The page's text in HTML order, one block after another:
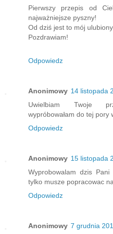
Pierwszy przepis od
najważniejsze pyszny!
Od dziś jest to mój
Pozdrawiam!
Odpowiedz
Anonimowy 14 listopada
Uwielbiam Twoje
wypróbowałam do tej pory
Odpowiedz
Anonimowy 15 listopada
Wyprobowalam dzis
tylko musze popracowac
Odpowiedz
Anonimowy 7 grudnia